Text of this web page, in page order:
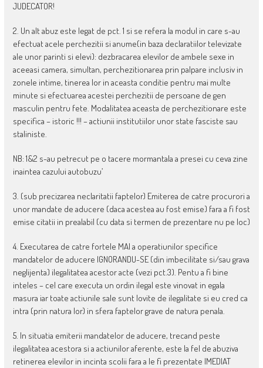
JUDECATOR!
2. Un alt abuz este legat de pct. 1 si se refera la modul in care s-au
efectuat acele perchezitii si anume(in baza declaratiilor televizate
ale unor parinti si elevi): dezbracarea elevilor de ambele sexe in
aceeasi camera, simultan, perchezitionarea prin palpare inclusiv in
zonele intime, tinerea lor in aceasta conditie pentru mai multe
minute si efectuarea acestei perchezitii de persoane de gen
masculin pentru fete. Modalitatea aceasta de perchezitionare este
specifica – istoric !!! – actiunii institutiilor unor state fasciste sau
staliniste.
NB: 1&2 s-au petrecut pe o tacere mormantala a presei cu ceva zine
inaintea cazului autobuzu’
3. (sub precizarea neclaritatii faptelor) Emiterea de catre procurori a
unor mandate de aducere (daca acestea au fost emise) fara a fi fost
emise citatii in prealabil (cu data si termen de prezentare nu pe loc)
4. Executarea de catre fortele MAI a operatiunilor specifice
mandatelor de aducere IGNORANDU-SE (din imbecilitate si/sau grava
neglijenta) ilegalitatea acestor acte (vezi pct.3). Pentu a fi bine
inteles – cel care executa un ordin ilegal este vinovat in egala
masura iar toate actiunile sale sunt lovite de ilegalitate si eu cred ca
intra (prin natura lor) in sfera faptelor grave de natura penala.
5. In situatia emiterii mandatelor de aducere, trecand peste
ilegalitatea acestora si a actiunilor aferente, este la fel de abuziva
retinerea elevilor in incinta scolii fara a le fi prezentate IMEDIAT